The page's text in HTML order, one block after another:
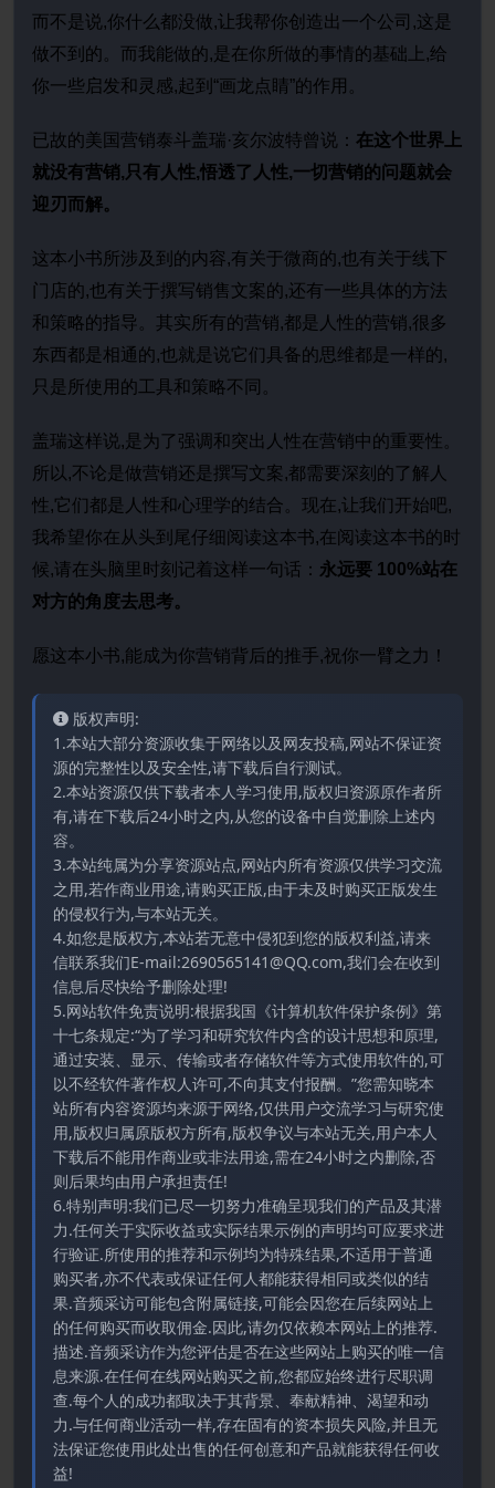
而不是说,你什么都没做,让我帮你创造出一个公司,这是
做不到的。而我能做的,是在你所做的事情的基础上,给
你一些启发和灵感,起到“画龙点睛”的作用。
已故的美国营销泰斗盖瑞·亥尔波特曾说： 在这个世界上
就没有营销,只有人性,悟透了人性,一切营销的问题就会
迎刃而解。
这本小书所涉及到的内容,有关于微商的,也有关于线下
门店的,也有关于撰写销售文案的,还有一些具体的方法
和策略的指导。其实所有的营销,都是人性的营销,很多
东西都是相通的,也就是说它们具备的思维都是一样的,
只是所使用的工具和策略不同。
盖瑞这样说,是为了强调和突出人性在营销中的重要性。
所以,不论是做营销还是撰写文案,都需要深刻的了解人
性,它们都是人性和心理学的结合。现在,让我们开始吧,
我希望你在从头到尾仔细阅读这本书,在阅读这本书的时
候,请在头脑里时刻记着这样一句话： 永远要 100%站在
对方的角度去思考。
愿这本小书,能成为你营销背后的推手,祝你一臂之力！
版权声明:
1.本站大部分资源收集于网络以及网友投稿,网站不保证资
源的完整性以及安全性,请下载后自行测试。
2.本站资源仅供下载者本人学习使用,版权归资源原作者所
有,请在下载后24小时之内,从您的设备中自觉删除上述内
容。
3.本站纯属为分享资源站点,网站内所有资源仅供学习交流
之用,若作商业用途,请购买正版,由于未及时购买正版发生
的侵权行为,与本站无关。
4.如您是版权方,本站若无意中侵犯到您的版权利益,请来
信联系我们E-mail:2690565141@QQ.com,我们会在收到
信息后尽快给予删除处理!
5.网站软件免责说明:根据我国《计算机软件保护条例》第
十七条规定:“为了学习和研究软件内含的设计思想和原理,
通过安装、显示、传输或者存储软件等方式使用软件的,可
以不经软件著作权人许可,不向其支付报酬。”您需知晓本
站所有内容资源均来源于网络,仅供用户交流学习与研究使
用,版权归属原版权方所有,版权争议与本站无关,用户本人
下载后不能用作商业或非法用途,需在24小时之内删除,否
则后果均由用户承担责任!
6.特别声明:我们已尽一切努力准确呈现我们的产品及其潜
力.任何关于实际收益或实际结果示例的声明均可应要求进
行验证.所使用的推荐和示例均为特殊结果,不适用于普通
购买者,亦不代表或保证任何人都能获得相同或类似的结
果.音频采访可能包含附属链接,可能会因您在后续网站上
的任何购买而收取佣金.因此,请勿仅依赖本网站上的推荐.
描述.音频采访作为您评估是否在这些网站上购买的唯一信
息来源.在任何在线网站购买之前,您都应始终进行尽职调
查.每个人的成功都取决于其背景、奉献精神、渴望和动
力.与任何商业活动一样,存在固有的资本损失风险,并且无
法保证您使用此处出售的任何创意和产品就能获得任何收
益!